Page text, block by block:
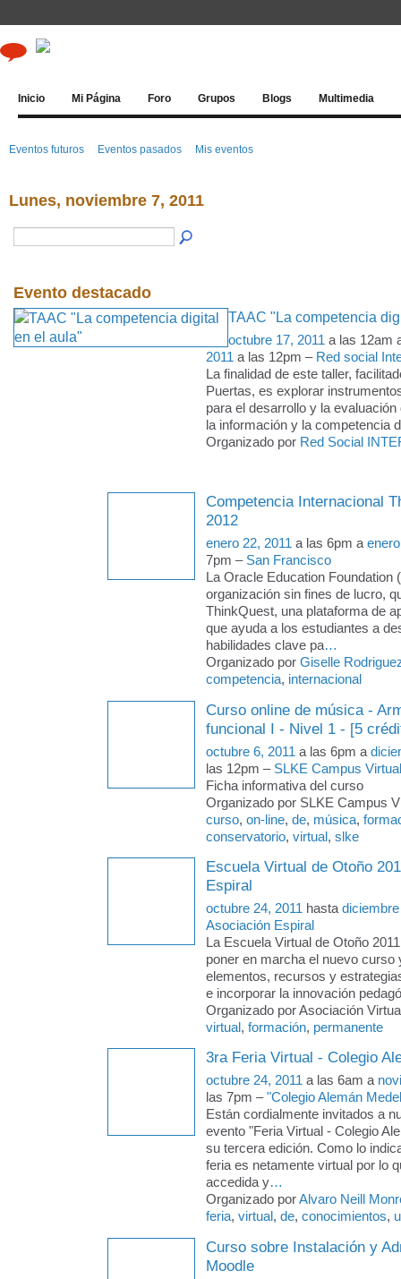
Inicio Mi Página Foro Grupos Blogs Multimedia
Eventos futuros Eventos pasados Mis eventos
Lunes, noviembre 7, 2011
Evento destacado
TAAC "La competencia
octubre 17, 2011 a las 12am
2011 a las 12pm – Red social
La finalidad de este taller,
Puertas, es explorar
para el desarrollo y la
la información y la competencia
Organizado por Red Social
Competencia Internacional
2012
enero 22, 2011 a las 6pm a
7pm – San Francisco
La Oracle Education Foundation
organización sin fines de lucro,
ThinkQuest, una plataforma de
que ayuda a los estudiantes a
habilidades clave pa…
Organizado por Giselle
competencia, internacional
Curso online de música -
funcional I - Nivel 1 - [5
octubre 6, 2011 a las 6pm a
las 12pm – SLKE Campus Virtual
Ficha informativa del curso
Organizado por SLKE Campus
curso, on-line, de, música,
conservatorio, virtual, slke
Escuela Virtual de Otoño
Espiral
octubre 24, 2011 hasta
Asociación Espiral
La Escuela Virtual de Otoño
poner en marcha el nuevo curso
elementos, recursos y
e incorporar la innovación
Organizado por Asociación
virtual, formación, permanente
3ra Feria Virtual - Colegio
octubre 24, 2011 a las 6am a
las 7pm –"Colegio Alemán
Están cordialmente invitados a
evento "Feria Virtual - Colegio
su tercera edición. Como lo
feria es netamente virtual por lo
accedida y…
Organizado porAlvaro Neill
feria, virtual, de, conocimientos,
Curso sobre Instalación y
Moodle